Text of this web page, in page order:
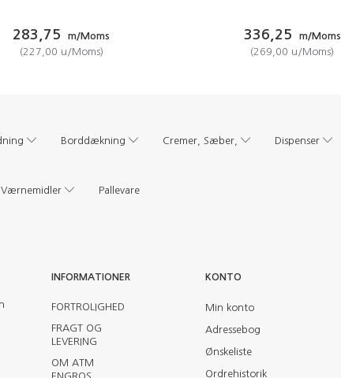
283,75
m/Moms
(227,00 u/Moms)
336,25
m/Moms
(269,00 u/Moms)
Borddækning Cremer, Sæber, Dispenser
Værnemidler Pallevare
INFORMATIONER
FORTROLIGHED
FRAGT OG
LEVERING
OM ATM
KONTO
Min konto
Adressebog
Ønskeliste
Ordrehistorik